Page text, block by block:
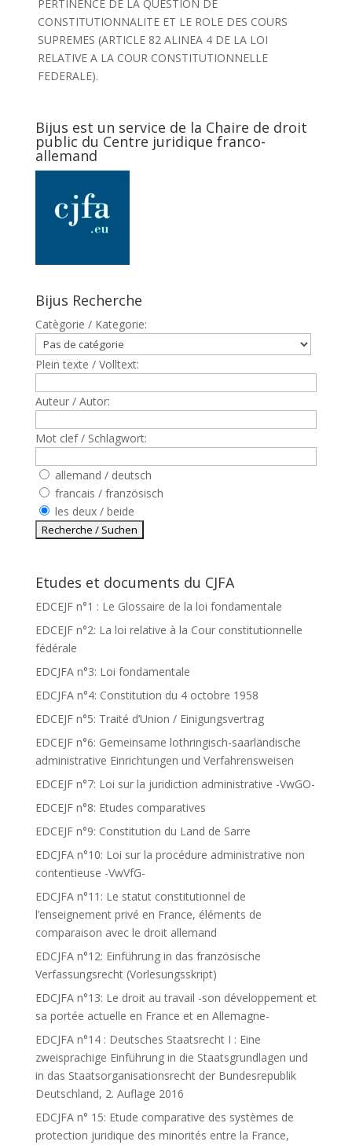
PERTINENCE DE LA QUESTION DE
CONSTITUTIONNALITE ET LE ROLE DES COURS
SUPREMES (ARTICLE 82 ALINEA 4 DE LA LOI
RELATIVE A LA COUR CONSTITUTIONNELLE
FEDERALE).
Bijus est un service de la Chaire de droit
public du Centre juridique franco-
allemand
Bijus Recherche
Catègorie / Kategorie:
Plein texte / Volltext:
Auteur / Autor:
Mot clef / Schlagwort:
allemand / deutsch
francais / französisch
les deux / beide
Etudes et documents du CJFA
EDCEJF n°1 : Le Glossaire de la loi fondamentale
EDCEJF n°2: La loi relative à la Cour constitutionnelle
fédérale
EDCJFA n°3: Loi fondamentale
EDCJFA n°4: Constitution du 4 octobre 1958
EDCEJF n°5: Traité d’Union / Einigungsvertrag
EDCEJF n°6: Gemeinsame lothringisch-saarländische
administrative Einrichtungen und Verfahrensweisen
EDCEJF n°7: Loi sur la juridiction administrative -VwGO-
EDCEJF n°8: Etudes comparatives
EDCEJF n°9: Constitution du Land de Sarre
EDCJFA n°10: Loi sur la procédure administrative non
contentieuse -VwVfG-
EDCJFA n°11: Le statut constitutionnel de
l’enseignement privé en France, éléments de
comparaison avec le droit allemand
EDCJFA n°12: Einführung in das französische
Verfassungsrecht (Vorlesungsskript)
EDCJFA n°13: Le droit au travail -son développement et
sa portée actuelle en France et en Allemagne-
EDCJFA n°14 : Deutsches Staatsrecht I : Eine
zweisprachige Einführung in die Staatsgrundlagen und
in das Staatsorganisationsrecht der Bundesrepublik
Deutschland, 2. Auflage 2016
EDCJFA n° 15: Etude comparative des systèmes de
protection juridique des minorités entre la France,